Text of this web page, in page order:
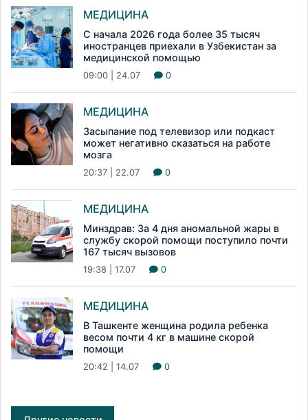
МЕДИЦИНА
С начала 2026 года более 35 тысяч
иностранцев приехали в Узбекистан за
медицинской помощью
09:00 | 24.07 0
МЕДИЦИНА
Засыпание под телевизор или подкаст
может негативно сказаться на работе
мозга
20:37 | 22.07 0
МЕДИЦИНА
Минздрав: За 4 дня аномальной жары в
службу скорой помощи поступило почти
167 тысяч вызовов
19:38 | 17.07 0
МЕДИЦИНА
В Ташкенте женщина родила ребенка
весом почти 4 кг в машине скорой
помощи
20:42 | 14.07 0